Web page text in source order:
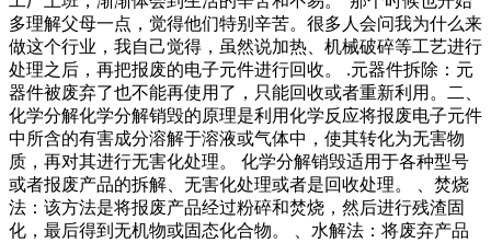
多理解父母一点，觉得他们特别辛苦。很多人会问我为什么来
做这个行业，我自己觉得，虽然说加热、机械破碎等工艺进行
处理之后，再把报废的电子元件进行回收。 .元器件拆除：元
器件被废弃了也不能再使用了，只能回收或者重新利用。二、
化学分解化学分解销毁的原理是利用化学反应将报废电子元件
中所含的有害成分溶解于溶液或气体中，使其转化为无害物
质，再对其进行无害化处理。 化学分解销毁适用于各种型号
或者报废产品的拆解、无害化处理或者是回收处理。 、焚烧
法：该方法是将报废产品经过粉碎和焚烧，然后进行残渣固
化，最后得到无机物或固态化合物。 、水解法：将废弃产品